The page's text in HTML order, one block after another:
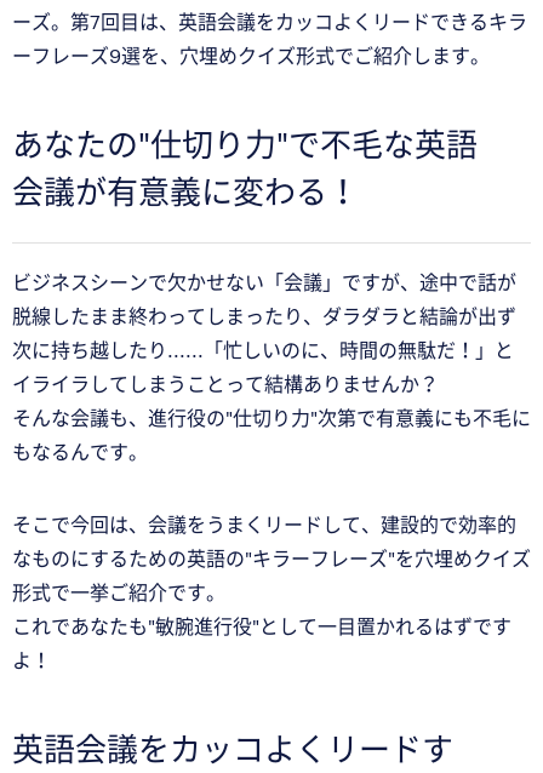
ーズ。第7回目は、英語会議をカッコよくリードできるキラ
ーフレーズ9選を、穴埋めクイズ形式でご紹介します。
あなたの"仕切り力"で不毛な英語
会議が有意義に変わる！
ビジネスシーンで欠かせない「会議」ですが、途中で話が
脱線したまま終わってしまったり、ダラダラと結論が出ず
次に持ち越したり......「忙しいのに、時間の無駄だ！」と
イライラしてしまうことって結構ありませんか？
そんな会議も、進行役の"仕切り力"次第で有意義にも不毛に
もなるんです。
そこで今回は、会議をうまくリードして、建設的で効率的
なものにするための英語の"キラーフレーズ"を穴埋めクイズ
形式で一挙ご紹介です。
これであなたも"敏腕進行役"として一目置かれるはずです
よ！
英語会議をカッコよくリードす